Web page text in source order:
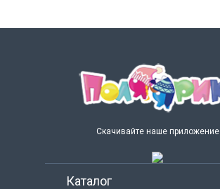
Скачивайте наше приложение
Каталог